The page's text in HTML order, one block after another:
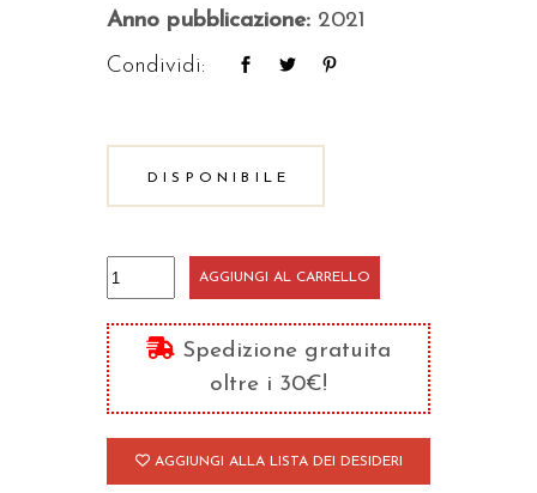
Anno pubblicazione: 2021
Condividi:
DISPONIBILE
Vita,
salute,
ambiente
tra
speranza
e
responsabilità
AGGIUNGI AL CARRELLO
Spedizione gratuita
oltre i 30€!
AGGIUNGI ALLA LISTA DEI DESIDERI